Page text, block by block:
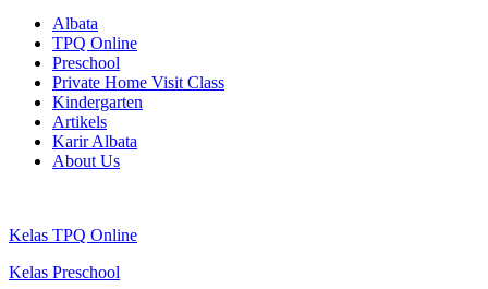
Albata
TPQ Online
Preschool
Private Home Visit Class
Kindergarten
Artikels
Karir Albata
About Us
Kelas TPQ Online
Kelas Preschool